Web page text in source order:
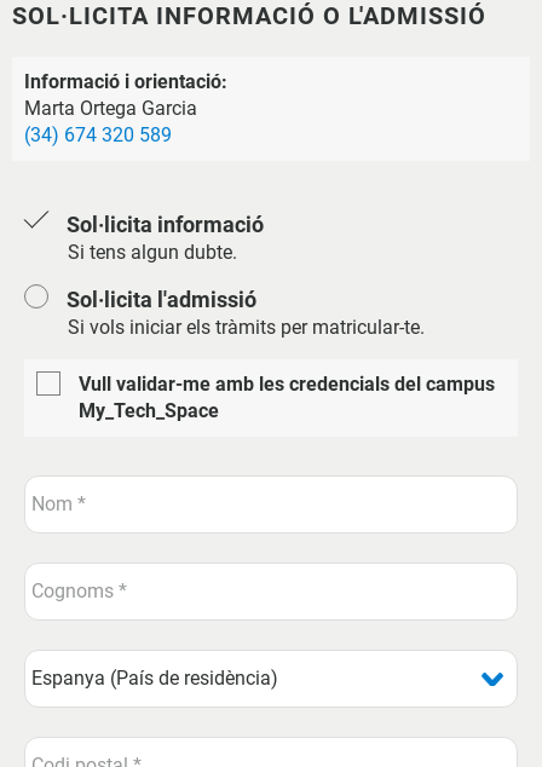
SOL·LICITA INFORMACIÓ O L'ADMISSIÓ
Informació i orientació:
Marta Ortega Garcia
(34) 674 320 589
Sol·licita informació
Si tens algun dubte.
Sol·licita l'admissió
Si vols iniciar els tràmits per matricular-te.
Vull validar-me amb les credencials del campus
My_Tech_Space